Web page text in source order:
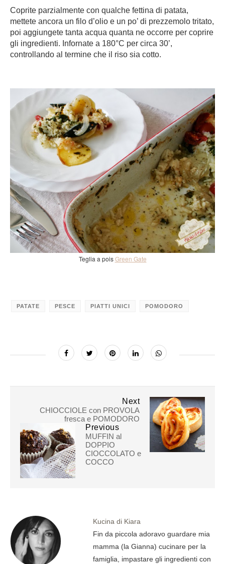
Coprite parzialmente con qualche fettina di patata,
mettete ancora un filo d’olio e un po’ di prezzemolo tritato,
poi aggiungete tanta acqua quanta ne occorre per coprire
gli ingredienti. Infornate a 180°C per circa 30’,
controllando al termine che il riso sia cotto.
Teglia a poisGreen Gate
PATATE PESCE PIATTI UNICI POMODORO
Next
CHIOCCIOLE con PROVOLA
fresca e POMODORO
Previous
MUFFIN al
DOPPIO
CIOCCOLATO e
COCCO
Kucina di Kiara
Fin da piccola adoravo guardare mia
mamma (la Gianna) cucinare per la
famiglia, impastare gli ingredienti con